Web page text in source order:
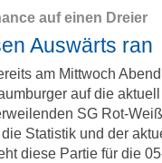
auf einen Dreier
Auswärts ran
am Mittwoch
auf die
SG Rot-
Statistik und der
diese Partie für die